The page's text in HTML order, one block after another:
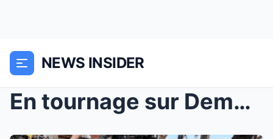
NEWS INSIDER
En tournage sur Demain nous appartient, Jean Luc R...